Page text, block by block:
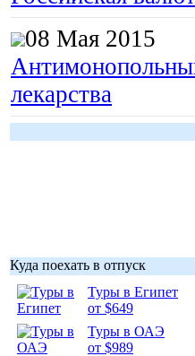
08 Мая 2015
лекарства
Куда поехать в отпуск
Туры в Египет
от $649
Туры в ОАЭ
от $989